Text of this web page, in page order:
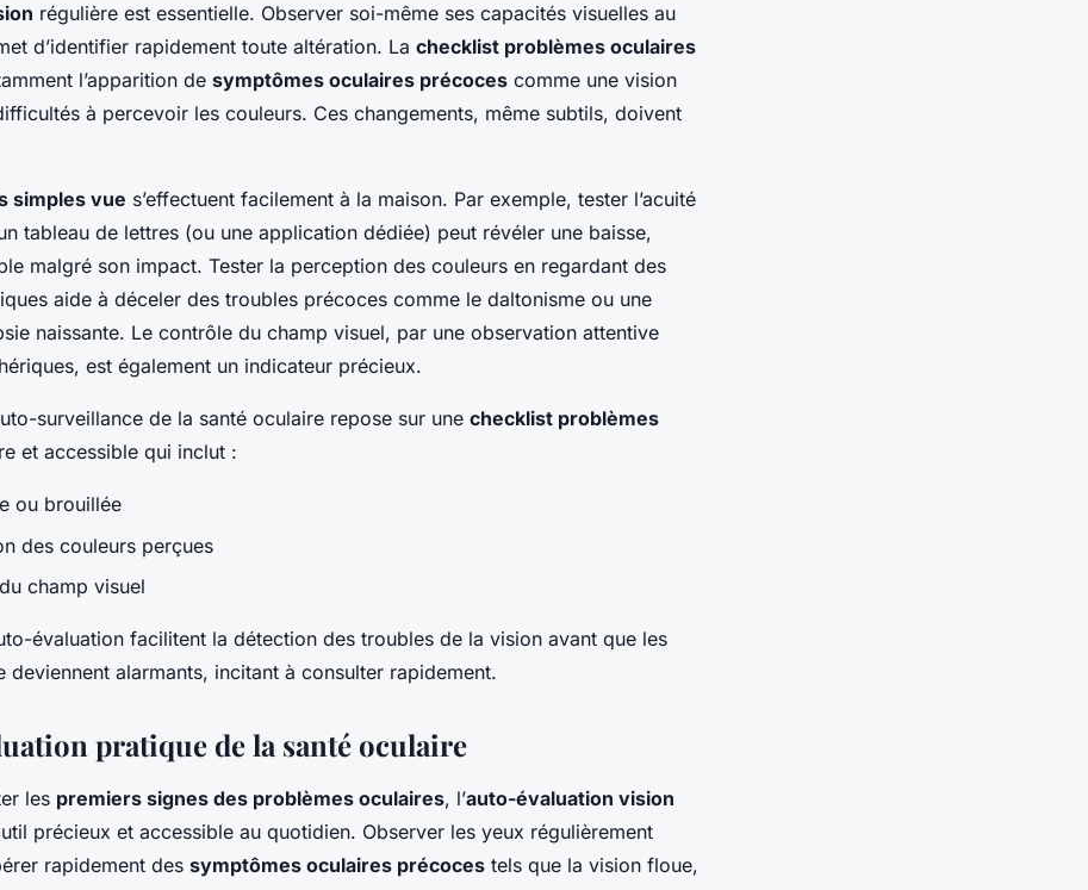
régulière est essentielle. Observer soi-même ses capacités visuelles au
d’identifier rapidement toute altération. La checklist problèmes oculaires
l’apparition de symptômes oculaires précoces comme une vision
à percevoir les couleurs. Ces changements, même subtils, doivent
simples vue s’effectuent facilement à la maison. Par exemple, tester l’acuité
tableau de lettres (ou une application dédiée) peut révéler une baisse,
malgré son impact. Tester la perception des couleurs en regardant des
aide à déceler des troubles précoces comme le daltonisme ou une
naissante. Le contrôle du champ visuel, par une observation attentive
est également un indicateur précieux.
surveillance de la santé oculaire repose sur une checklist problèmes
et accessible qui inclut :
ou brouillée
des couleurs perçues
champ visuel
évaluation facilitent la détection des troubles de la vision avant que les
deviennent alarmants, incitant à consulter rapidement.
pratique de la santé oculaire
les premiers signes des problèmes oculaires, l’auto-évaluation vision
précieux et accessible au quotidien. Observer les yeux régulièrement
rapidement des symptômes oculaires précoces tels que la vision floue,